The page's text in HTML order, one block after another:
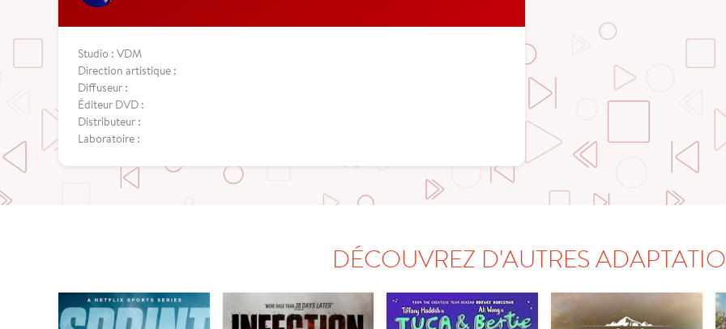
Studio : VDM
Direction artistique :
Diffuseur :
Éditeur DVD :
Distributeur :
Laboratoire :
DÉCOUVREZ D'AUTRES